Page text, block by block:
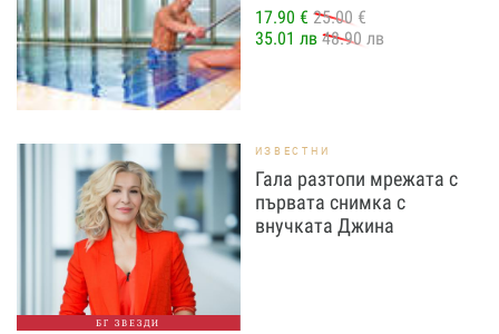
17.90 € 25.00 €
35.01 лв 48.90 лв
БГ ЗВЕЗДИ
ИЗВЕСТНИ
Гала разтопи мрежата с
първата снимка с
внучката Джина